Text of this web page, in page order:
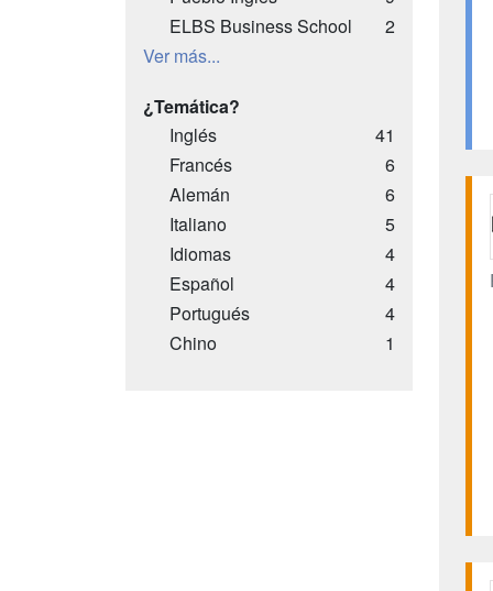
ELBS Business School
2
Ver más...
¿Temática?
Inglés
41
Francés
6
Alemán
6
Italiano
5
Idiomas
4
Español
4
Portugués
4
Chino
1